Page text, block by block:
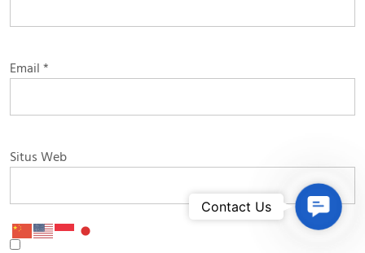
Email *
Situs Web
Contact Us